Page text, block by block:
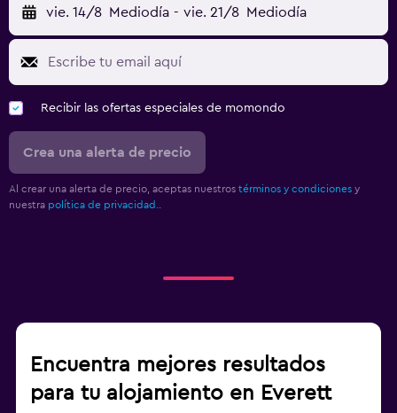
vie. 14/8 Mediodía - vie. 21/8 Mediodía
Recibir las ofertas especiales de momondo
Crea una alerta de precio
Al crear una alerta de precio, aceptas nuestros términos y condiciones y
nuestra política de privacidad.
Encuentra mejores resultados
para tu alojamiento en Everett